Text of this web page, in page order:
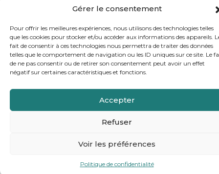
Gérer le consentement
Pour offrir les meilleures expériences, nous utilisons des technologies telles
que les cookies pour stocker et/ou accéder aux informations des appareils.
fait de consentir à ces technologies nous permettra de traiter des données
telles que le comportement de navigation ou les ID uniques sur ce site. Le
de ne pas consentir ou de retirer son consentement peut avoir un effet
négatif sur certaines caractéristiques et fonctions.
Accepter
Refuser
Voir les préférences
Politique de confidentialité